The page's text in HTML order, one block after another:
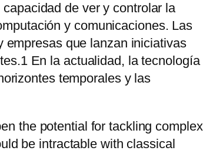
de ver y controlar la
y comunicaciones. Las
empresas que lanzan iniciativas
En la actualidad, la tecnología
temporales y las
the potential for tackling complex
be intractable with classical